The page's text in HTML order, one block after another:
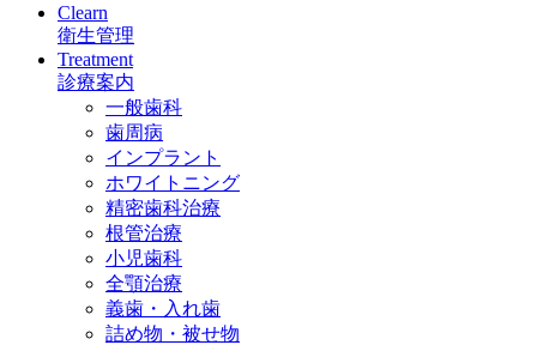
Clearn
衛生管理
Treatment
診療案内
一般歯科
歯周病
インプラント
ホワイトニング
精密歯科治療
根管治療
小児歯科
全顎治療
義歯・入れ歯
詰め物・被せ物